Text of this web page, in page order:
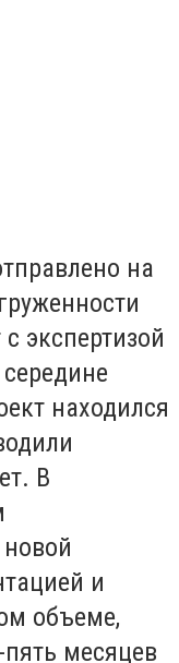
на
экспертизой
находился
В
и
объеме,
месяцев